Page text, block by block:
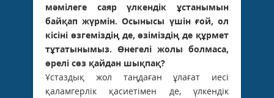
мәмілеге саяр үлкендік ұстанымын
байқап жүрмін. Осынысы үшін ғой, ол
кісіні өзгеміздің де, өзіміздің де құрмет
тұтатынымыз. Өнегелі жолы болмаса,
өрелі сөз қайдан шықпақ?
Ұстаздық жол таңдаған ұлағат иесі
қаламгерлік қасиетімен де, үлкендік